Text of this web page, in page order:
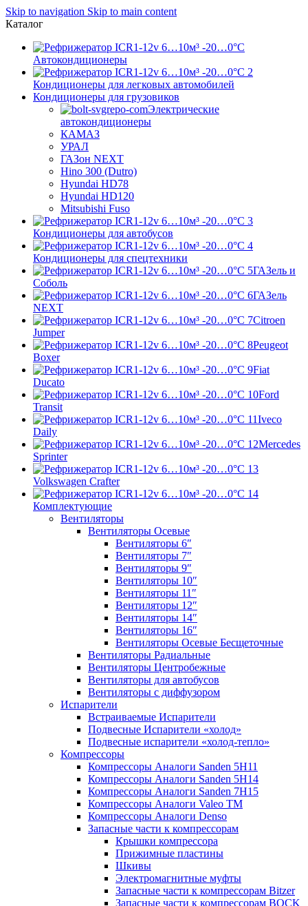
Skip to navigation Skip to main content
Каталог
Автокондиционеры
Кондиционеры для легковых автомобилей
Кондиционеры для грузовиков
Электрические
автокондиционеры
КАМАЗ
УРАЛ
ГАЗон NEXT
Hino 300 (Dutro)
Hyundai HD78
Hyundai HD120
Mitsubishi Fuso
Кондиционеры для автобусов
Кондиционеры для спецтехники
ГАЗель и
Соболь
ГАЗель
NEXT
Citroen
Jumper
Peugeot
Boxer
Fiat
Ducato
Ford
Transit
Iveco
Daily
Mercedes
Sprinter
Volkswagen Crafter
Комплектующие
Вентиляторы
Вентиляторы Осевые
Вентиляторы 6″
Вентиляторы 7″
Вентиляторы 9″
Вентиляторы 10″
Вентиляторы 11″
Вентиляторы 12″
Вентиляторы 14″
Вентиляторы 16″
Вентиляторы Осевые Бесщеточные
Вентиляторы Радиальные
Вентиляторы Центробежные
Вентиляторы для автобусов
Вентиляторы с диффузором
Испарители
Встраиваемые Испарители
Подвесные Испарители «холод»
Подвесные испарители «холод-тепло»
Компрессоры
Компрессоры Аналоги Sanden 5H11
Компрессоры Аналоги Sanden 5H14
Компрессоры Аналоги Sanden 7H15
Компрессоры Аналоги Valeo ТМ
Компрессоры Аналоги Denso
Запасные части к компрессорам
Крышки компрессора
Прижимные пластины
Шкивы
Электромагнитные муфты
Запасные части к компрессорам Bitzer
Запасные части к компрессорам BOCK